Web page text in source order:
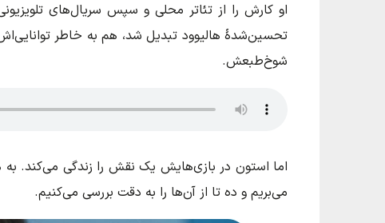
او کارش را از تئاتر محلی و سپس سریال‌های
تحسین‌شدهٔ هالیوود تبدیل شد، هم به خاطر
شوخ‌طبعش.
می‌بریم و ده تا از آن‌ها را به دقت بررسی می‌کنیم.